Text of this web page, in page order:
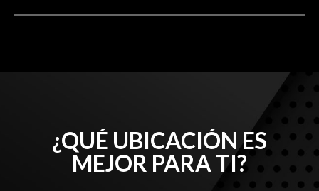
¿QUÉ UBICACIÓN ES
MEJOR PARA TI?